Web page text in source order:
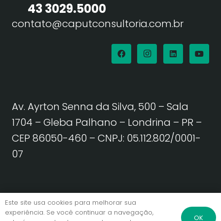
43 3029.5000
contato@caputconsultoria.com.br
Av. Ayrton Senna da Silva, 500 – Sala
1704 – Gleba Palhano – Londrina – PR –
CEP 86050-460 – CNPJ: 05.112.802/0001-
07
Política de Privacidade | Termos de Uso
Este site usa cookies para melhorar sua
experiência. Se você continuar a navegação,
OK